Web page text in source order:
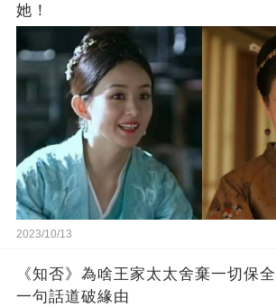
她！
2023/10/13
《知否》為啥王家太太舍棄一切保
一句話道破緣由